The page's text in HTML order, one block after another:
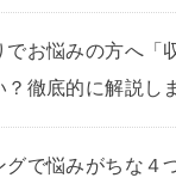
お悩みの方へ「
徹底的に解説し
グで悩みがちな４